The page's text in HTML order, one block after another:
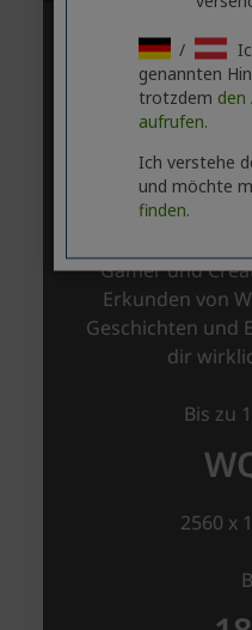
/
genannten
trotzdem den
aufrufen.
Ich verstehe
und möchte
finden.